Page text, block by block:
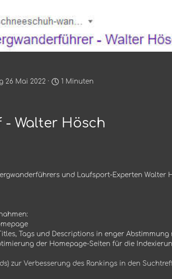
26 Mai 2022 ·
1 Minuten
- Walter Hösch
und Laufsport-Experten Walter
Tags und Descriptions in enger Abstimmung
der Homepage-Seiten für die
zur Verbesserung des Rankings in den